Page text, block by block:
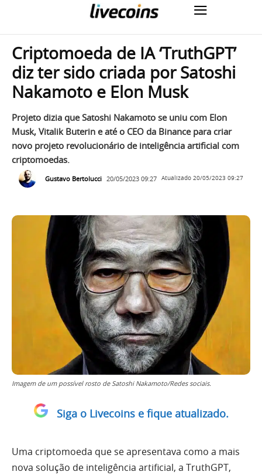
Criptomoeda de IA ‘TruthGPT’
diz ter sido criada por Satoshi
Nakamoto e Elon Musk
Projeto dizia que Satoshi Nakamoto se uniu com Elon
Musk, Vitalik Buterin e até o CEO da Binance para criar
novo projeto revolucionário de inteligência artificial com
criptomoedas.
Gustavo Bertolucci 20/05/2023 09:27 Atualizado 20/05/2023 09:27
Imagem de um possível rosto de Satoshi Nakamoto/Redes sociais.
Siga o Livecoins e fique atualizado.
Uma criptomoeda que se apresentava como a mais
nova solução de inteligência artificial, a TruthGPT,